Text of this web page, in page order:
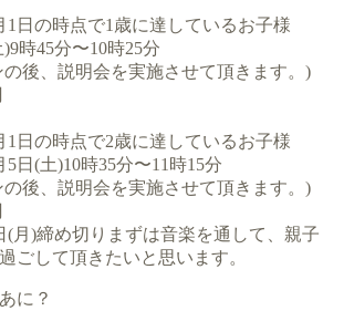
1日の時点で1歳に達しているお子様
)9時45分〜10時25分
後、説明会を実施させて頂きます。)
1日の時点で2歳に達しているお子様
5日(土)10時35分〜11時15分
後、説明会を実施させて頂きます。)
月)締め切りまずは音楽を通して、親子
ごして頂きたいと思います。
に？